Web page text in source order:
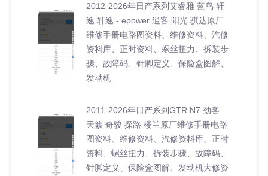
2012-2026年日产系列艾睿雅 蓝鸟 轩
逸 轩逸 - epower 逍客 阳光 骐达原厂
维修手册电路图资料、维修资料、汽修
资料库、正时资料、螺丝扭力、拆装步
骤、故障码、针脚定义、保险盒图解、
发动机
2011-2026年日产系列GTR N7 劲客
天籁 奇骏 探路 楼兰原厂维修手册电路
图资料、维修资料、汽修资料库、正时
资料、螺丝扭力、拆装步骤、故障码、
针脚定义、保险盒图解、发动机大修资